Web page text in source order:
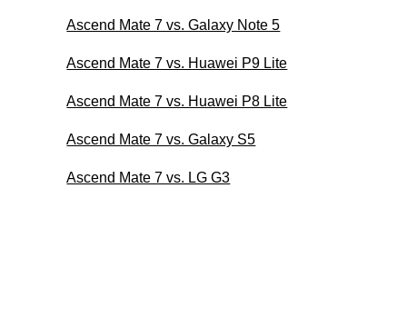
Ascend Mate 7 vs. Galaxy Note 5
Ascend Mate 7 vs. Huawei P9 Lite
Ascend Mate 7 vs. Huawei P8 Lite
Ascend Mate 7 vs. Galaxy S5
Ascend Mate 7 vs. LG G3